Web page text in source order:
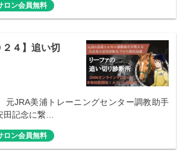
ロン会員無料
２４】追い切
元JRA美浦トレーニングセンター調教助手
田記念に繋…
ロン会員無料